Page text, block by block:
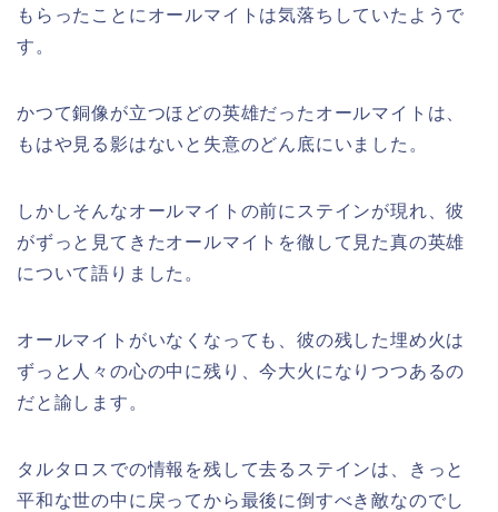
もらったことにオールマイトは気落ちしていたようで
す。
かつて銅像が立つほどの英雄だったオールマイトは、
もはや見る影はないと失意のどん底にいました。
しかしそんなオールマイトの前にステインが現れ、彼
がずっと見てきたオールマイトを徹して見た真の英雄
について語りました。
オールマイトがいなくなっても、彼の残した埋め火は
ずっと人々の心の中に残り、今大火になりつつあるの
だと諭します。
タルタロスでの情報を残して去るステインは、きっと
平和な世の中に戻ってから最後に倒すべき敵なのでし